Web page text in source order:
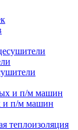
и п/м машин
теплоизоляция